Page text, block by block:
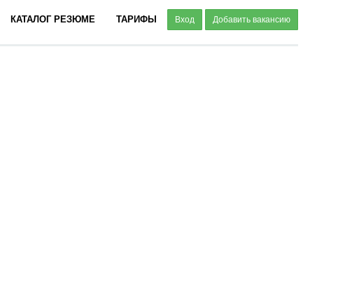
КАТАЛОГ РЕЗЮМЕ ТАРИФЫ Вход Добавить вакансию